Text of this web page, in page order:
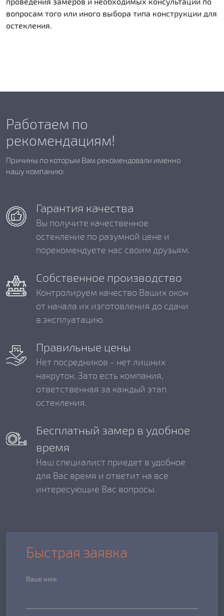
вопросам того или иного выбора типа конструкции для
остекления.
Работаем по
рекомендациям!
Причины по которым Вам рекомендовали именно
нашу компанию:
Гарантия качества
Вы получите качественное
остекление по разумной цене и
порекомендуете нас своим друзьям.
Собственное производство
Контролируем качество Ваших окон
от начала их изготовления до сдачи
в эксплуатацию.
Правильные цены
Нет посредников - нет лишних
накруток. Зато есть компания,
ответственная за каждый этап
остекления.
Бесплатный замер в удобное
время
Наш специалист приедет в удобное
для Вас время и ответит на все
интересующие Вас вопросы.
Быстрая заявка
Ваше имя: